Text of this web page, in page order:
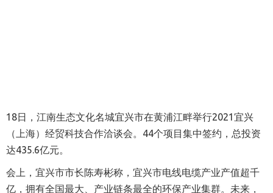
18日，江南生态文化名城宜兴市在黄浦江畔举行2021宜兴
（上海）经贸科技合作洽谈会。44个项目集中签约，总投资
达435.6亿元。
会上，宜兴市市长陈寿彬称，宜兴市电线电缆产业产值超千
亿，拥有全国最大、产业链条最全的环保产业集群。未来，